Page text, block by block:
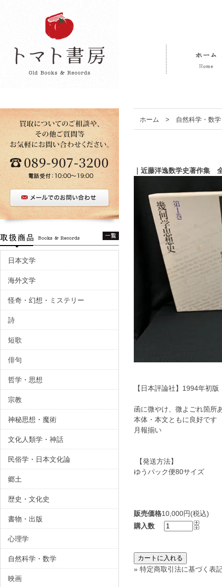
ホーム > 自然科学・数学
｜近藤洋逸数学史著作集
【日本評論社】1994年初
函に微やけ、微よごれ箇
本体・本文ともに良好で
月報揃い
【発送方法】
ゆうパック便80サイズ
販売価格10,000円(税込)
購入数
» 特定商取引法に基づく表
日本文学
海外文学
怪奇・幻想・ミステリー
詩
短歌
俳句
哲学・思想
宗教
神秘思想・魔術
文化人類学・神話
民俗学・日本文化論
郷土
歴史・文化史
書物・出版
心理学
自然科学・数学
映画